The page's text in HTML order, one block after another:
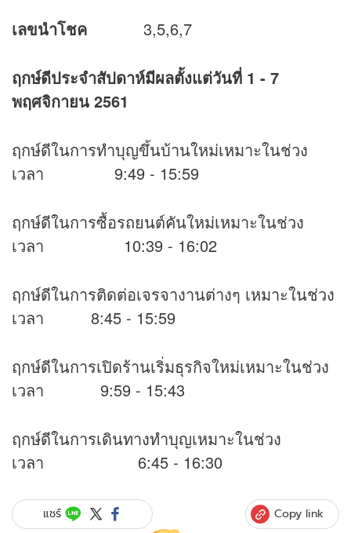
เลขนำโชค 3,5,6,7
ฤกษ์ดีประจำสัปดาห์มีผลตั้งแต่วันที่ 1 - 7
พฤศจิกายน 2561
ฤกษ์ดีในการทำบุญขึ้นบ้านใหม่เหมาะในช่วง
เวลา 9:49 - 15:59
ฤกษ์ดีในการซื้อรถยนต์คันใหม่เหมาะในช่วง
เวลา 10:39 - 16:02
ฤกษ์ดีในการติดต่อเจรจางานต่างๆ เหมาะในช่วง
เวลา 8:45 - 15:59
ฤกษ์ดีในการเปิดร้านเริ่มธุรกิจใหม่เหมาะในช่วง
เวลา 9:59 - 15:43
ฤกษ์ดีในการเดินทางทำบุญเหมาะในช่วง
เวลา 6:45 - 16:30
แชร์ Copy link